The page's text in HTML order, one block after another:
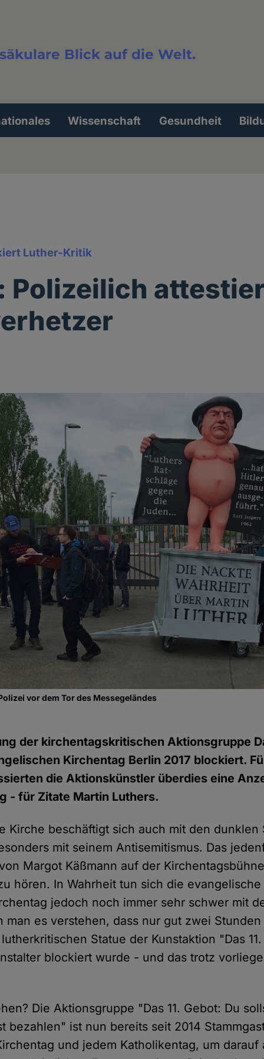
Blick auf die Welt.
Wissenschaft Gesundheit
Luther-Kritik
Polizeilich
vor dem Tor des Messegeländes
der kirchentagskritischen Aktionsgruppe
Kirchentag Berlin 2017 blockiert.
die Aktionskünstler überdies eine
- für Zitate Martin Luthers.
Kirche beschäftigt sich auch mit den dunklen
mit seinem Antisemitismus. Das
Margot Käßmann auf der
hören. In Wahrheit tun sich die
jedoch noch immer sehr schwer mit
man es verstehen, dass nur gut zwei
Statue der Kunstaktion "Das
blockiert wurde - und das trotz
Die Aktionsgruppe "Das 11. Gebot: Du
bezahlen" ist nun bereits seit 2014
und jedem Katholikentag, um darauf